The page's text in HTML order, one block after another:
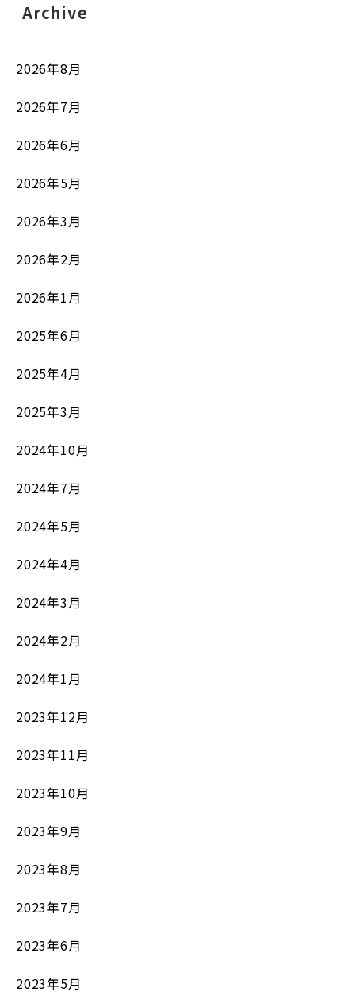
Archive
2026年8月
2026年7月
2026年6月
2026年5月
2026年3月
2026年2月
2026年1月
2025年6月
2025年4月
2025年3月
2024年10月
2024年7月
2024年5月
2024年4月
2024年3月
2024年2月
2024年1月
2023年12月
2023年11月
2023年10月
2023年9月
2023年8月
2023年7月
2023年6月
2023年5月